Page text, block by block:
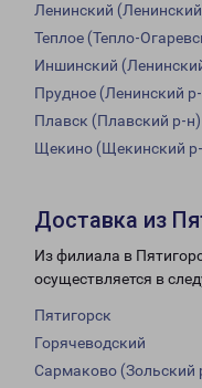
Ленинский
Теплое (Тепло-
Иншинский
Прудное (Ленинский
Плавск (Плавский р-н)
Щекино (Щекинский
Доставка из
Из филиала в
осуществляется в
Пятигорск
Горячеводский
Сармаково (Зольский